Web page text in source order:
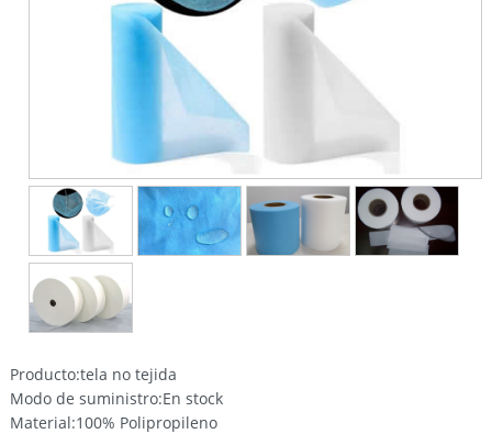
Producto:tela no tejida
Modo de suministro:En stock
Material:100% Polipropileno